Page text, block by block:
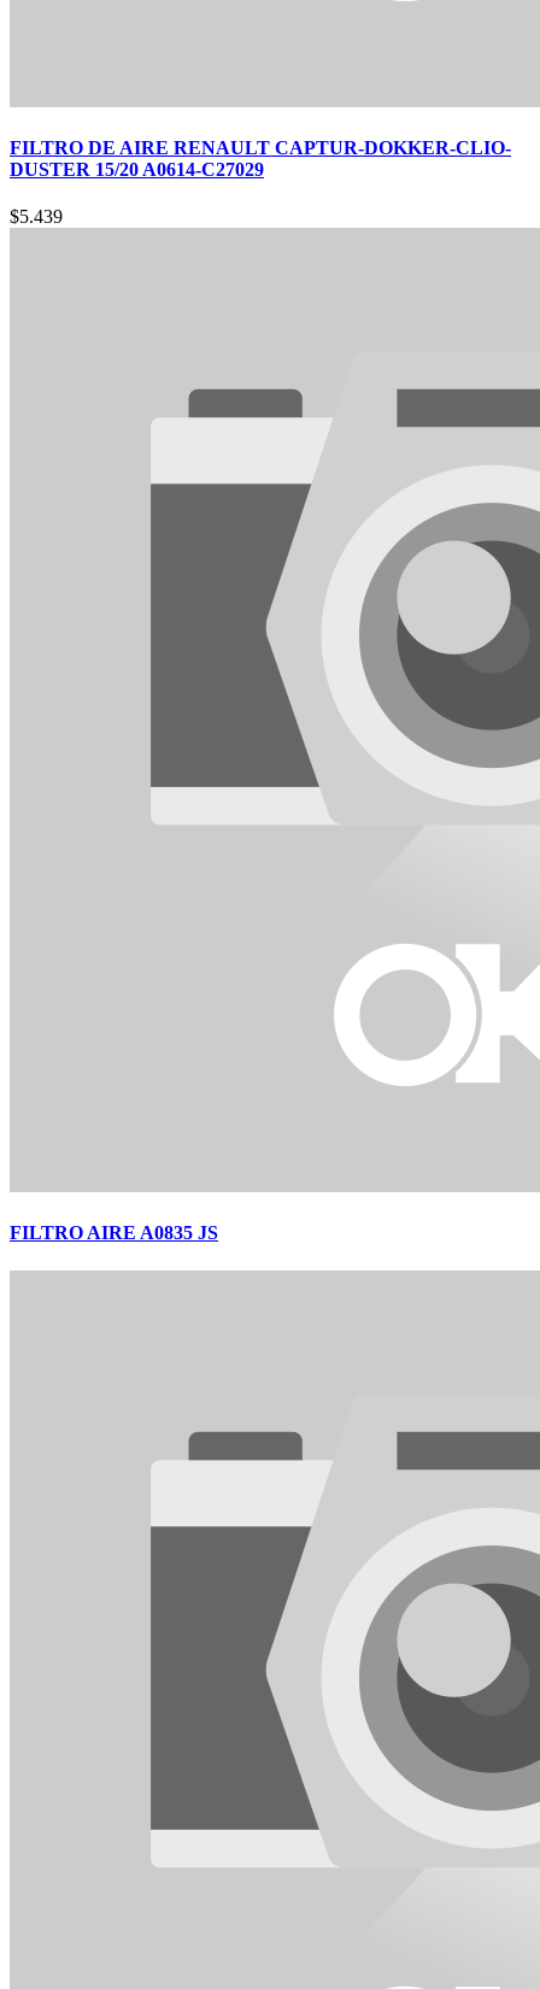
FILTRO DE AIRE RENAULT CAPTUR-DOKKER-CLIO-
DUSTER 15/20 A0614-C27029
$5.439
FILTRO AIRE A0835 JS